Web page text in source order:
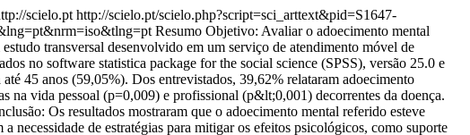
scielo.pt http://scielo.pt/scielo.php?script=sci_arttext&pid=S1647-
Resumo Objetivo: Avaliar o adoecimento mental
transversal desenvolvido em um serviço de atendimento móvel de
no software statistica package for the social science (SPSS), versão 25.0 e
45 anos (59,05%). Dos entrevistados, 39,62% relataram adoecimento
na vida pessoal (p=0,009) e profissional (p&lt;0,001) decorrentes da doença.
Os resultados mostraram que o adoecimento mental referido esteve
necessidade de estratégias para mitigar os efeitos psicológicos, como suporte